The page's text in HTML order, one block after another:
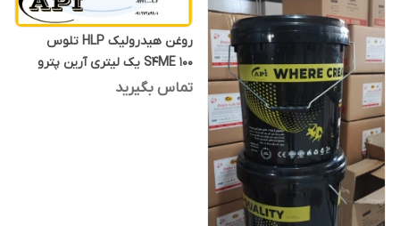
روغن هیدرولیک HLP تلوس
S4ME 100 یک لیتری آرین پترو
ایده
تماس بگیرید